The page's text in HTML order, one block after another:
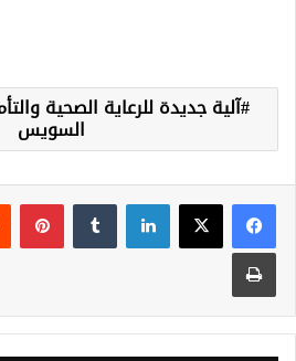
آلية جديدة للرعاية الصحية
السويس
لينكدإن بينتيريست